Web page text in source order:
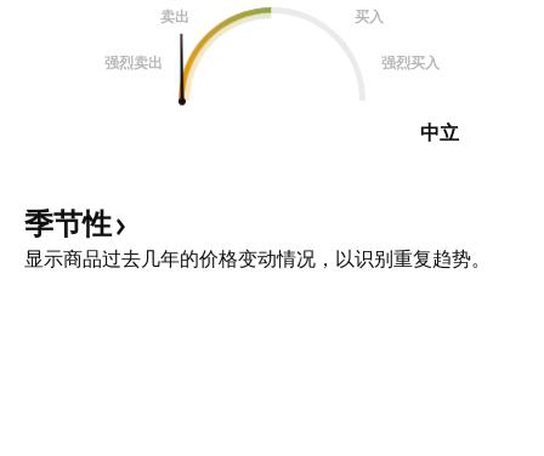
卖出 买入
强烈卖出 强烈买入
中立
季节性
显示商品过去几年的价格变动情况，以识别重复趋势。